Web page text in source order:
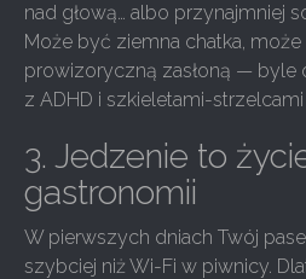
nad głową… albo przynajmniej
Może być ziemna chatka, może
prowizoryczną zasłoną — byle
z ADHD i szkieletami-
3. Jedzenie to
gastronomii
W pierwszych dniach Twój
szybciej niż Wi-Fi w piwnicy.